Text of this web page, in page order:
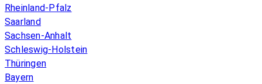
Rheinland-Pfalz
Saarland
Sachsen-Anhalt
Schleswig-Holstein
Thüringen
Bayern